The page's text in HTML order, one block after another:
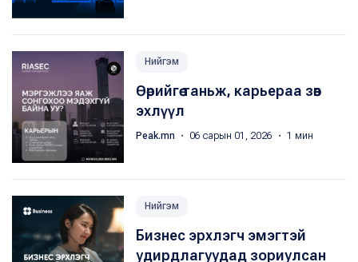
Нийгэм
Өөрийгөө таньж, карьераа зөв
эхлүүл
Peak.mn ・ 06 сарын 01, 2026 ・ 1 мин
Нийгэм
Бизнес эрхлэгч эмэгтэй
удирдлагуудад зориулсан